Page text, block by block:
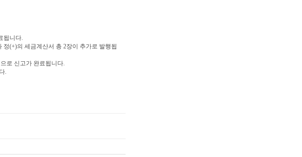
됩니다.
(+)의 세금계산서 총 2장이 추가로 발행됩
로 신고가 완료됩니다.
.